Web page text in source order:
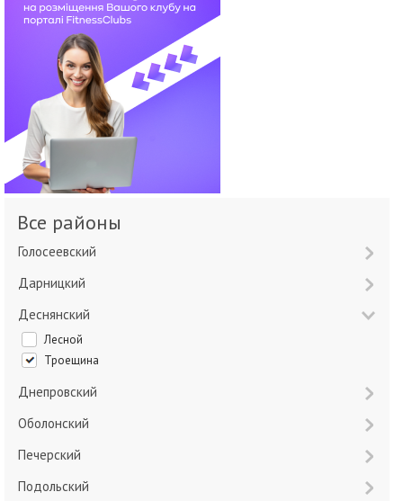
Все районы
Голосеевский
Дарницкий
Деснянский
Лесной
Троещина
Днепровский
Оболонский
Печерский
Подольский